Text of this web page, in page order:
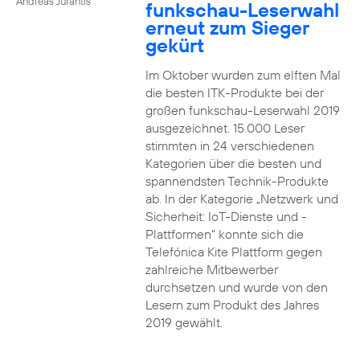
funkschau-Leserwahl
erneut zum Sieger
gekürt
Im Oktober wurden zum elften Mal
die besten ITK-Produkte bei der
großen funkschau-Leserwahl 2019
ausgezeichnet. 15.000 Leser
stimmten in 24 verschiedenen
Kategorien über die besten und
spannendsten Technik-Produkte
ab. In der Kategorie „Netzwerk und
Sicherheit: IoT-Dienste und -
Plattformen“ konnte sich die
Telefónica Kite Plattform gegen
zahlreiche Mitbewerber
durchsetzen und wurde von den
Lesern zum Produkt des Jahres
2019 gewählt.